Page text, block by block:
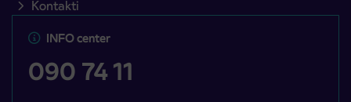
Kontakti
INFO center
090 74 11